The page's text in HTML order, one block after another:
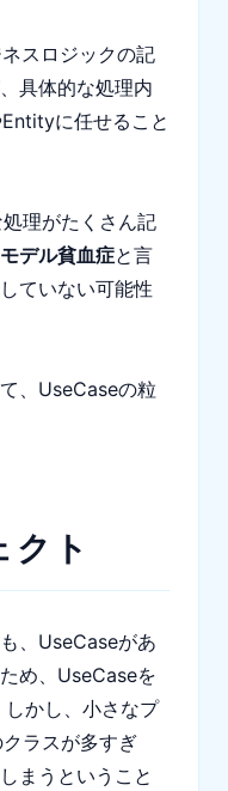
スロジックの記
具体的な処理内
に任せること
理がたくさん記
デル貧血症と言
ていない可能性
、UseCaseの粒
ト
、UseCaseがあ
め、UseCaseを
かし、小さなプ
ラスが多すぎ
まうということ